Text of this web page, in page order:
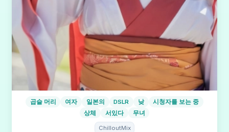
곱슬 머리 여자 일본의 DSLR 낮
시청자를 보는 중
상체
서있다 무녀
ChilloutMix